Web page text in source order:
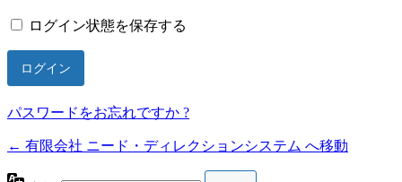
ログイン状態を保存する
パスワードをお忘れですか ?
← 有限会社 ニード・ディレクションシステム へ移動